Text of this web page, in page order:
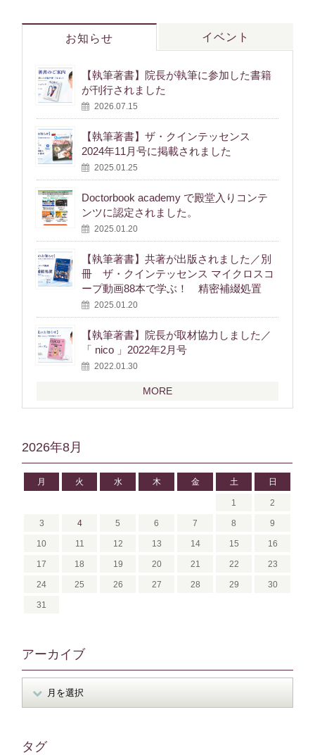
お知らせ イベント
【執筆著書】院長が執筆に参加した書籍
が刊行されました
2026.07.15
【執筆著書】ザ・クインテッセンス
2024年11月号に掲載されました
2025.01.25
Doctorbook academy で殿堂入りコンテ
ンツに認定されました。
2025.01.20
【執筆著書】共著が出版されました／別
冊 ザ・クインテッセンス マイクロスコ
ープ動画88本で学ぶ！ 精密補綴処置
2025.01.20
【執筆著書】院長が取材協力しました／
「 nico 」2022年2月号
2022.01.30
MORE
2026年8月
月 火 水 木 金 土 日
1 2
3 4 5 6 7 8 9
10 11 12 13 14 15 16
17 18 19 20 21 22 23
24 25 26 27 28 29 30
31
アーカイブ
タグ